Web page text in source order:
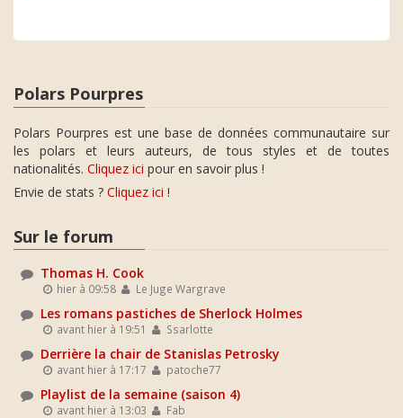
Polars Pourpres
Polars Pourpres est une base de données communautaire sur
les polars et leurs auteurs, de tous styles et de toutes
nationalités. Cliquez ici pour en savoir plus !
Envie de stats ? Cliquez ici !
Sur le forum
Thomas H. Cook
hier à 09:58 Le Juge Wargrave
Les romans pastiches de Sherlock Holmes
avant hier à 19:51 Ssarlotte
Derrière la chair de Stanislas Petrosky
avant hier à 17:17 patoche77
Playlist de la semaine (saison 4)
avant hier à 13:03 Fab